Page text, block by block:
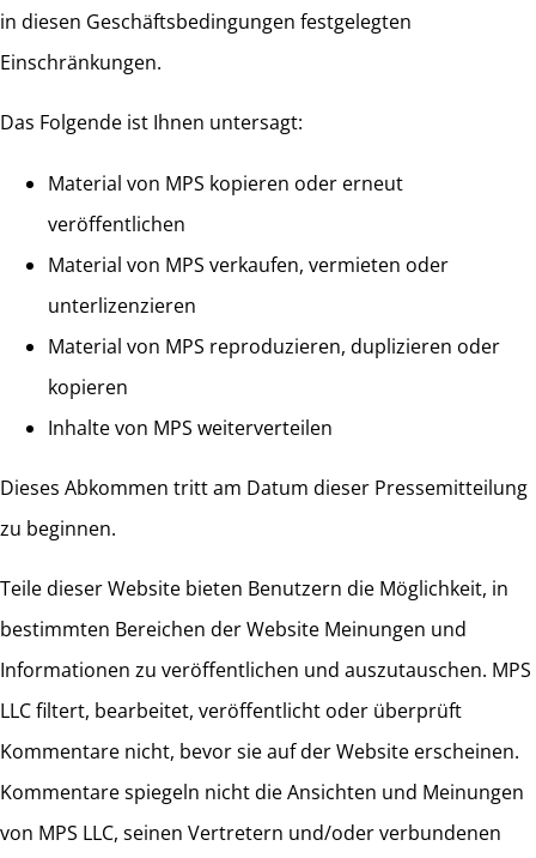
in diesen Geschäftsbedingungen festgelegten
Einschränkungen.
Das Folgende ist Ihnen untersagt:
Material von MPS kopieren oder erneut
veröffentlichen
Material von MPS verkaufen, vermieten oder
unterlizenzieren
Material von MPS reproduzieren, duplizieren oder
kopieren
Inhalte von MPS weiterverteilen
Dieses Abkommen tritt am Datum dieser Pressemitteilung
zu beginnen.
Teile dieser Website bieten Benutzern die Möglichkeit, in
bestimmten Bereichen der Website Meinungen und
Informationen zu veröffentlichen und auszutauschen. MPS
LLC filtert, bearbeitet, veröffentlicht oder überprüft
Kommentare nicht, bevor sie auf der Website erscheinen.
Kommentare spiegeln nicht die Ansichten und Meinungen
von MPS LLC, seinen Vertretern und/oder verbundenen